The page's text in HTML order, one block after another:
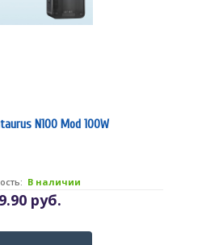
N100 Mod 100W
руб.
В наличии